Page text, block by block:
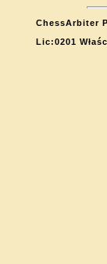
ChessArbiter
Lic:0201